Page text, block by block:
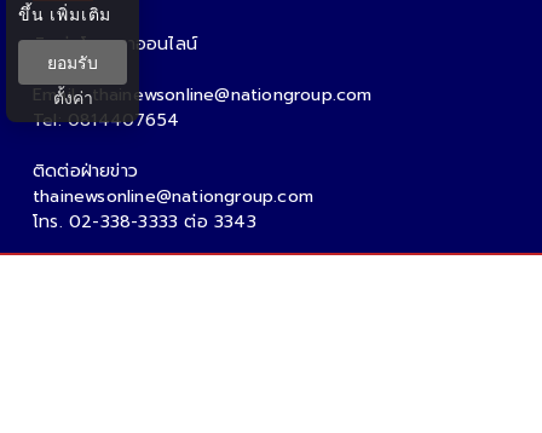
ติดต่อโฆษณาออนไลน์
คุณอ้อ
Email : thainewsonline@nationgroup.com
Tel: 0814407654
ติดต่อฝ่ายข่าว
thainewsonline@nationgroup.com
โทร. 02-338-3333 ต่อ 3343
ขึ้น เพิ่มเติม
ยอมรับ
ตั้งค่า